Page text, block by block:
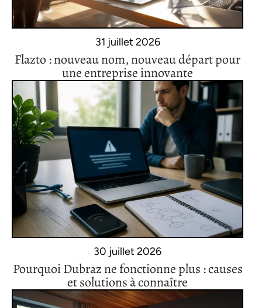
31 juillet 2026
Flazto : nouveau nom, nouveau départ pour
une entreprise innovante
30 juillet 2026
Pourquoi Dubraz ne fonctionne plus : causes
et solutions à connaître